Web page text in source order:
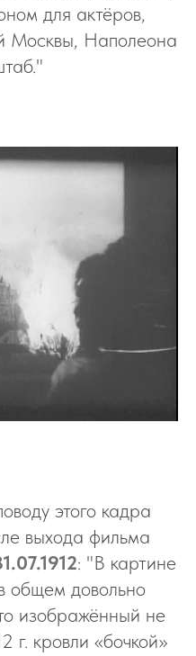
для актёров,
Москвы, Наполеона
этого кадра
выхода фильма
: "В картине
общем довольно
изображённый не
г. кровли «бочкой»